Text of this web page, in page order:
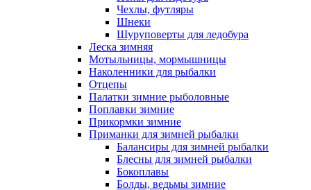
Чехлы, футляры
Шнеки
Шуруповерты для ледобура
Леска зимняя
Мотыльницы, мормышницы
Наколенники для рыбалки
Отцепы
Палатки зимние рыболовные
Поплавки зимние
Прикормки зимние
Приманки для зимней рыбалки
Балансиры для зимней рыбалки
Блесны для зимней рыбалки
Бокоплавы
Болды, ведьмы зимние